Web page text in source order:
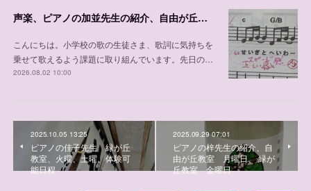
声楽、ピアノの加並先生の紹介、自由が丘教室 木曜日、 土曜日、日曜日/緑が丘教室 金曜日
こんにちは。小学校の歌の生徒さま、歌詞に気持ちを
乗せて歌えるよう課題に取り組んでいます。先日の…
2026.08.02 10:00
2025.10.05 13:25
ピアノの佳子先生 緑が丘
教室、火曜、土曜、体験可
能日程
2025.09.29 07:01
ピアノの梓先生の紹介、自
由が丘教室 月曜日、 緑が
丘教室 金曜日